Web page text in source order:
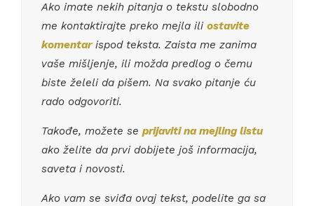
Ako imate nekih pitanja o tekstu slobodno
me kontaktirajte preko mejla ili ostavite
komentarispod teksta. Zaista me zanima
vaše mišljenje, ili možda predlog o čemu
biste želeli da pišem. Na svako pitanje ću
rado odgovoriti.
Takođe, možete se prijaviti na mejling listu
ako želite da prvi dobijete još informacija,
saveta i novosti.
Ako vam se sviđa ovaj tekst, podelite ga sa